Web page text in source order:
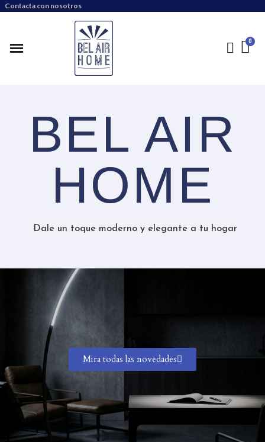
Contacta con nosotros
BEL AIR
HOME
Dale un toque moderno y elegante a tu hogar
Mira todas las novedades